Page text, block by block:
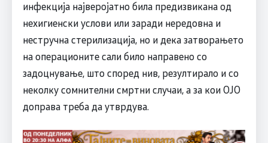
инфекција најверојатно била предизвикана од
нехигиенски услови или заради нередовна и
нестручна стерилизација, но и дека затворањето
на операционите сали било направено со
задоцнување, што според нив, резултирало и со
неколку сомнителни смртни случаи, а за кои ОЈО
доправа треба да утврдува.